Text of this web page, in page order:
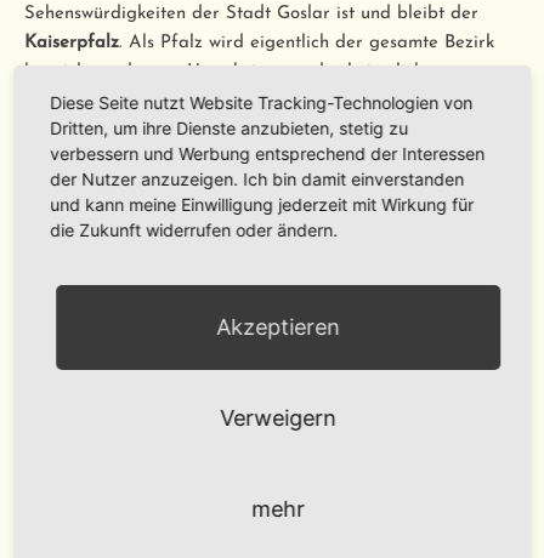
Sehenswürdigkeiten der Stadt Goslar ist und bleibt der
Kaiserpfalz. Als Pfalz wird eigentlich der gesamte Bezirk
Gesellschaft diente. Denn früher war es üblich, dass die
Könige und Kaiser im Mittelalter mitsamt ihrer
Gefolgschaft von Ort zu Ort reisten, um überall im Reich
ihren Herrschaftsanspruch zu sichern, Recht zu sprechen
und politische Bündnisse zu pflegen. An den Orten, an
Pfalzbezirk, wie Kaiserhaus und Domstift, Pfarrkirche und
Pfalzkapellen und die Häuser der Bediensteten. Die meisten
zeugt aber noch heute von der Macht und Würde der
Diese Seite nutzt Website Tracking-Technologien von
Dritten, um ihre Dienste anzubieten, stetig zu
verbessern und Werbung entsprechend der Interessen
der Nutzer anzuzeigen. Ich bin damit einverstanden
und kann meine Einwilligung jederzeit mit Wirkung für
die Zukunft widerrufen oder ändern.
Akzeptieren
Verweigern
mehr